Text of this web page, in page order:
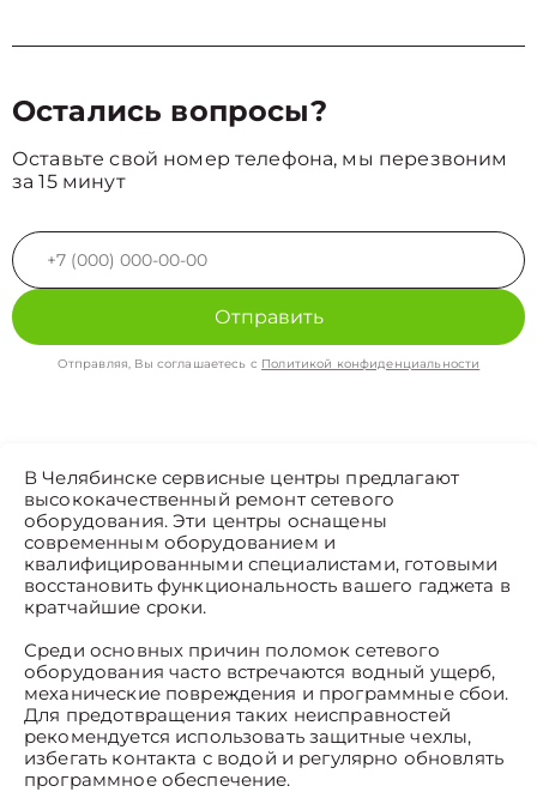
Остались вопросы?
Оставьте свой номер телефона, мы перезвоним
за 15 минут
Отправить
Отправляя, Вы соглашаетесь с Политикой конфиденциальности
В Челябинске сервисные центры предлагают
высококачественный ремонт сетевого
оборудования. Эти центры оснащены
современным оборудованием и
квалифицированными специалистами, готовыми
восстановить функциональность вашего гаджета в
кратчайшие сроки.
Среди основных причин поломок сетевого
оборудования часто встречаются водный ущерб,
механические повреждения и программные сбои.
Для предотвращения таких неисправностей
рекомендуется использовать защитные чехлы,
избегать контакта с водой и регулярно обновлять
программное обеспечение.